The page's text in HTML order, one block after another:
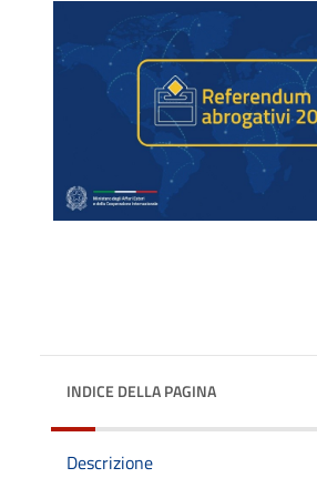
INDICE DELLA PAGINA
Descrizione